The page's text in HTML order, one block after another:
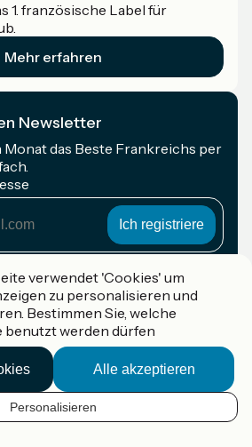
1. französische Label für
Mehr erfahren
Newsletter
Monat das Beste Frankreichs per
von Destination France
verwendet 'Cookies' um
zu personalisieren und
Bestimmen Sie, welche
benutzt werden dürfen
Alle akzeptieren
Personalisieren